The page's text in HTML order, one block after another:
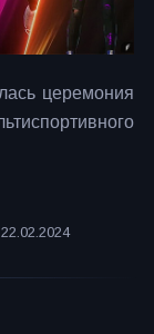
церемония
22.02.2024